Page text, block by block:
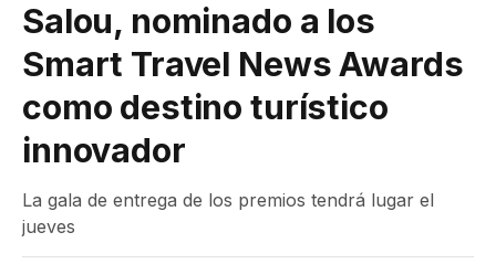
Salou, nominado a los
Smart Travel News Awards
como destino turístico
innovador
La gala de entrega de los premios tendrá lugar el
jueves